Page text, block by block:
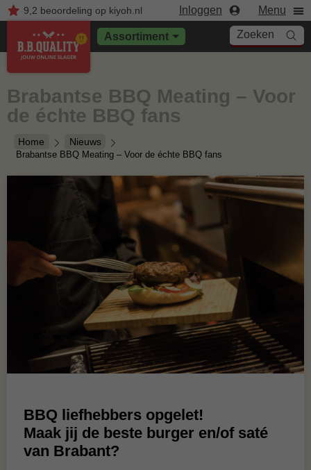
9,2 beoordelingop kiyoh.nl Inloggen Menu
Assortiment Zoeken
Home Nieuws
Brabantse BBQ Meating – Voor de échte BBQ fans
Brabantse BBQ Meating – Voor
de échte BBQ fans
BBQ liefhebbers opgelet!
Maak jij de beste burger en/of saté
van Brabant?